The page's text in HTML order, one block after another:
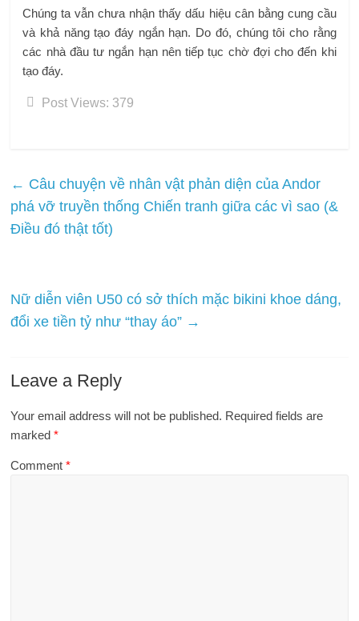
Chúng ta vẫn chưa nhận thấy dấu hiệu cân bằng cung cầu
và khả năng tạo đáy ngắn hạn. Do đó, chúng tôi cho rằng
các nhà đầu tư ngắn hạn nên tiếp tục chờ đợi cho đến khi
tạo đáy.
Post Views: 379
← Câu chuyện về nhân vật phản diện của Andor
phá vỡ truyền thống Chiến tranh giữa các vì sao (&
Điều đó thật tốt)
Nữ diễn viên U50 có sở thích mặc bikini khoe dáng,
đổi xe tiền tỷ như “thay áo” →
Leave a Reply
Your email address will not be published. Required fields are
marked*
Comment*